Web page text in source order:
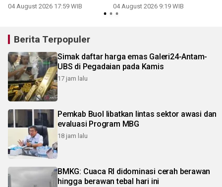
04 August 2026 17:59 WIB 04 August 2026 9:19 WIB
Berita Terpopuler
Simak daftar harga emas Galeri24-Antam-
UBS di Pegadaian pada Kamis
17 jam lalu
Pemkab Buol libatkan lintas sektor awasi dan
evaluasi Program MBG
18 jam lalu
BMKG: Cuaca RI didominasi cerah berawan
hingga berawan tebal hari ini